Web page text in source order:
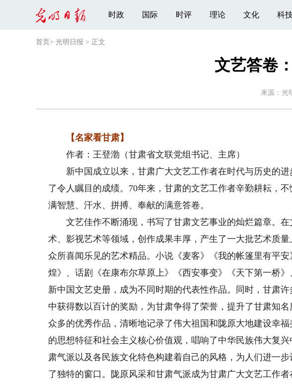
时政 国际 时评 理论 文化 科
首页 > 光明日报 > 正文
文艺答卷
来源： 光
【名家看甘肃】
作者：王登渤（甘肃省文联党组书记、主席）
新中国成立以来，甘肃广大文艺工作者在时代与历史的进
了令人瞩目的成绩。70年来，甘肃的文艺工作者辛勤耕耘，
满智慧、汗水、拼搏、奉献的满意答卷。
文艺佳作不断涌现，书写了甘肃文艺事业的灿烂篇章。在
术、影视艺术等领域，创作成果丰厚，产生了一大批艺术质
众所喜闻乐见的艺术精品。小说《麦客》《我的帐篷里有平
煌》、话剧《在康布尔草原上》《西安事变》《天下第一桥
新中国文艺史册，成为不同时期的代表性作品。同时，甘肃
中获得数以百计的奖励，为甘肃争得了荣誉，提升了甘肃知
众多的优秀作品，清晰地记录了伟大祖国和陇原大地建设幸
的思想特征和社会主义核心价值观，唱响了中华民族伟大复
肃气派以及各民族文化特色构建着自己的风格，为人们进一
了独特的窗口。陇原风采和甘肃气派成为甘肃广大文艺工作者